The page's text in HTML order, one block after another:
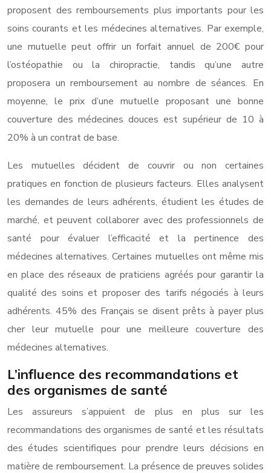
proposent des remboursements plus importants pour les
soins courants et les médecines alternatives. Par exemple,
une mutuelle peut offrir un forfait annuel de 200€ pour
l’ostéopathie ou la chiropractie, tandis qu’une autre
proposera un remboursement au nombre de séances. En
moyenne, le prix d’une mutuelle proposant une bonne
couverture des médecines douces est supérieur de 10 à
20% à un contrat de base.
Les mutuelles décident de couvrir ou non certaines
pratiques en fonction de plusieurs facteurs. Elles analysent
les demandes de leurs adhérents, étudient les études de
marché, et peuvent collaborer avec des professionnels de
santé pour évaluer l’efficacité et la pertinence des
médecines alternatives. Certaines mutuelles ont même mis
en place des réseaux de praticiens agréés pour garantir la
qualité des soins et proposer des tarifs négociés à leurs
adhérents. 45% des Français se disent prêts à payer plus
cher leur mutuelle pour une meilleure couverture des
médecines alternatives.
L’influence des recommandations et
des organismes de santé
Les assureurs s’appuient de plus en plus sur les
recommandations des organismes de santé et les résultats
des études scientifiques pour prendre leurs décisions en
matière de remboursement. La présence de preuves solides